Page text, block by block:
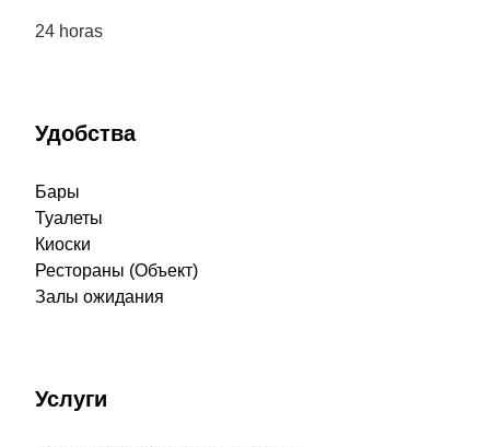
24 horas
Удобства
Бары
Туалеты
Киоски
Рестораны (Объект)
Залы ожидания
Услуги